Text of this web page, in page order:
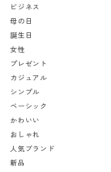
ビジネス
母の日
誕生日
女性
プレゼント
カジュアル
シンプル
ベーシック
かわいい
おしゃれ
人気ブランド
新品